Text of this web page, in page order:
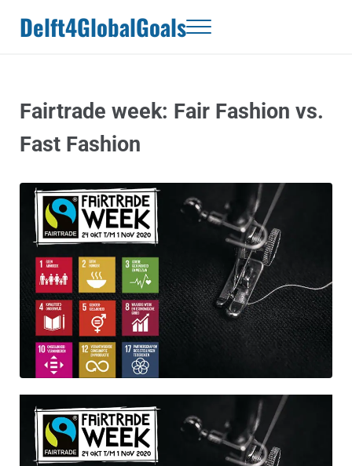
Delft4GlobalGoals Menu
Fairtrade week: Fair Fashion vs.
Fast Fashion